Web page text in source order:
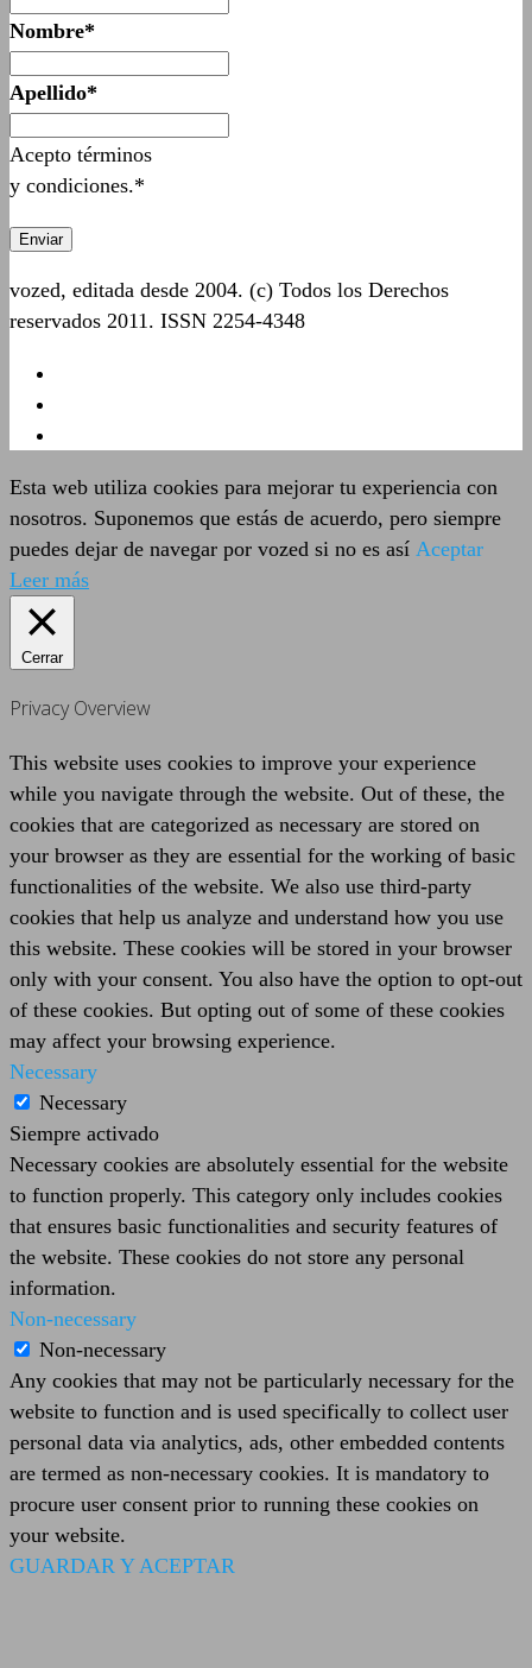
Nombre*
Apellido*
Acepto términos
y condiciones.*
vozed, editada desde 2004. (c) Todos los Derechos
reservados 2011. ISSN 2254-4348
Esta web utiliza cookies para mejorar tu experiencia con
nosotros. Suponemos que estás de acuerdo, pero siempre
puedes dejar de navegar por vozed si no es así Aceptar
Leer más
Cerrar
Privacy Overview
This website uses cookies to improve your experience
while you navigate through the website. Out of these, the
cookies that are categorized as necessary are stored on
your browser as they are essential for the working of basic
functionalities of the website. We also use third-party
cookies that help us analyze and understand how you use
this website. These cookies will be stored in your browser
only with your consent. You also have the option to opt-out
of these cookies. But opting out of some of these cookies
may affect your browsing experience.
Necessary
Necessary
Siempre activado
Necessary cookies are absolutely essential for the website
to function properly. This category only includes cookies
that ensures basic functionalities and security features of
the website. These cookies do not store any personal
information.
Non-necessary
Non-necessary
Any cookies that may not be particularly necessary for the
website to function and is used specifically to collect user
personal data via analytics, ads, other embedded contents
are termed as non-necessary cookies. It is mandatory to
procure user consent prior to running these cookies on
your website.
GUARDAR Y ACEPTAR